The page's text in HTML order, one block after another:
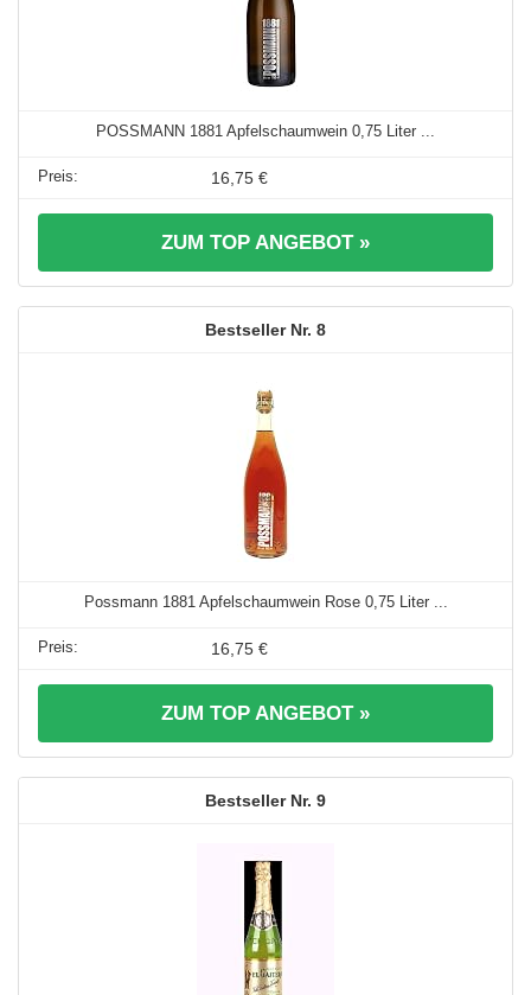
POSSMANN 1881 Apfelschaumwein 0,75 Liter ...
16,75 €
ZUM TOP ANGEBOT »
8
Possmann 1881 Apfelschaumwein Rose 0,75 Liter ...
16,75 €
ZUM TOP ANGEBOT »
9